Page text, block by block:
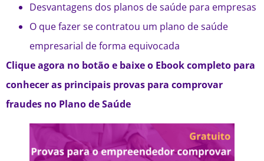
Desvantagens dos planos de saúde para empresas
O que fazer se contratou um plano de saúde
empresarial de forma equivocada
Clique agora no botão e baixe o Ebook completo para
conhecer as principais provas para comprovar
fraudes no Plano de Saúde